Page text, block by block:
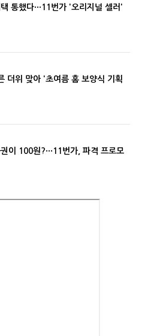
통했다···11번가 '오리지널 셀러'
더위 맞아 '초여름 홈 보양식 기획
이 100원?···11번가, 파격 프로모